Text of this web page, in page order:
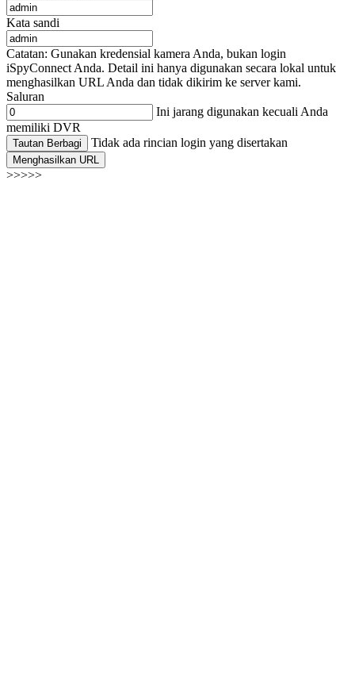
Kata sandi
Catatan: Gunakan kredensial kamera Anda, bukan login
iSpyConnect Anda. Detail ini hanya digunakan secara lokal untuk
menghasilkan URL Anda dan tidak dikirim ke server kami.
Saluran
Ini jarang digunakan kecuali Anda
memiliki DVR
Tautan Berbagi Tidak ada rincian login yang disertakan
Menghasilkan URL
>>>>>